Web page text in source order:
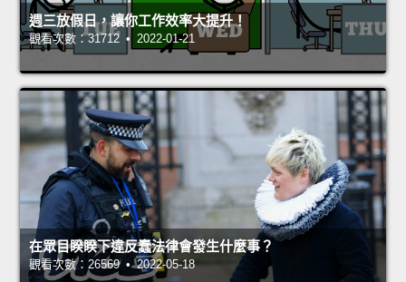
週三放假日，讓你工作效率大提升！
觀看次數：31712 • 2022-01-21
在眾目睽睽下違反蠢法律會發生什麼事？
觀看次數：26569 • 2022-05-18